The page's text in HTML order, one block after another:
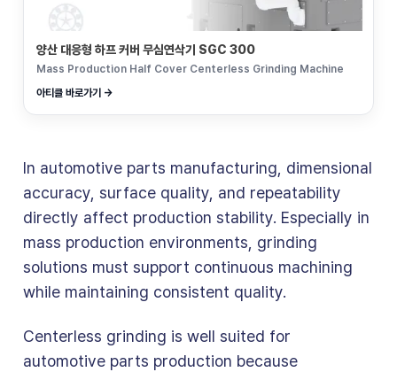
양산 대응형 하프 커버 무심연삭기 SGC 300
Mass Production Half Cover Centerless Grinding Machine
아티클 바로가기 →
In automotive parts manufacturing, dimensional
accuracy, surface quality, and repeatability
directly affect production stability. Especially in
mass production environments, grinding
solutions must support continuous machining
while maintaining consistent quality.
Centerless grinding is well suited for
automotive parts production because